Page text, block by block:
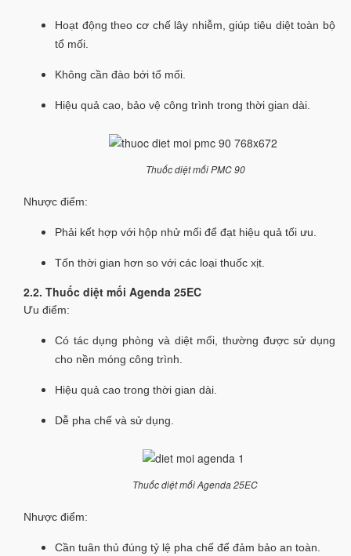
Hoạt động theo cơ chế lây nhiễm, giúp tiêu diệt toàn bộ
tổ mối.
Không cần đào bới tổ mối.
Hiệu quả cao, bảo vệ công trình trong thời gian dài.
Thuốc diệt mối PMC 90
Nhược điểm:
Phải kết hợp với hộp nhử mối để đạt hiệu quả tối ưu.
Tốn thời gian hơn so với các loại thuốc xịt.
2.2. Thuốc diệt mối Agenda 25EC
Ưu điểm:
Có tác dụng phòng và diệt mối, thường được sử dụng
cho nền móng công trình.
Hiệu quả cao trong thời gian dài.
Dễ pha chế và sử dụng.
Thuốc diệt mối Agenda 25EC
Nhược điểm:
Cần tuân thủ đúng tỷ lệ pha chế để đảm bảo an toàn.